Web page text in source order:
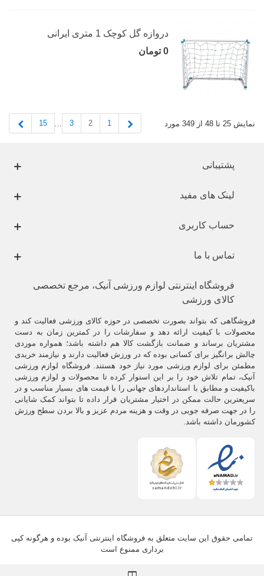
دروازه گل کوچک 1 متری ایرانی
0 تومان
نمایش 25 تا 48 از 349 مورد 1
2
3
15
پشتیبانی
لینک های مفید
حساب کاربری
تماس با ما
فروشگاه اینترنتی لوازم ورزشی آنیک، مرجع تخصصی
کالای ورزشی
فروشگاهی که بتواند بصورت تخصصی در حوزه کالای ورزشی فعالیت کند و
محصولات با کیفیت ارائه دهد و سفارشات را در کمترین زمان به دست
مشتریان برساند و ضمانت بازگشت کالا هم داشته باشد؛ همواره موردی
چالش برانگیز برای کسانی بوده که در ورزش فعالیت دارند و نیازمند خریدی
مطمئن برای لوازم ورزشی مورد نیاز خود هستند. فروشگاه لوازم ورزشی
آنیک، تمام تلاش خود را بر این استوار کرده تا محصولات و لوازم ورزشی
باکیفیت و مطابق با استانداردهای جهانی را با قیمت های بسیار مناسب و در
سریعترین حالت ممکن در اختیار مشتریان قرار داده تا بتواند کمک شایانی
را در جهت صرفه جویی در وقت و هزینه مردم عزیز و بالا بردن سطح ورزش
کشورمان داشته باشد.
تمامی حقوق این سایت متعلق به فروشگاه اینترنتی آنیک بوده و هرگونه کپی
برداری ممنوع است